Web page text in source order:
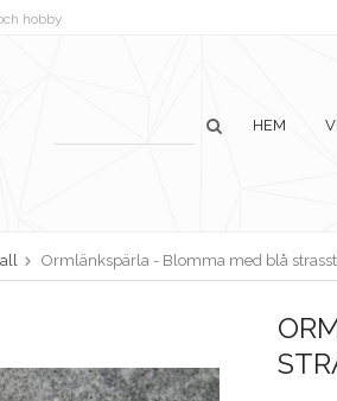
hobby
HEM
Ormlänkspärla - Blomma med blå